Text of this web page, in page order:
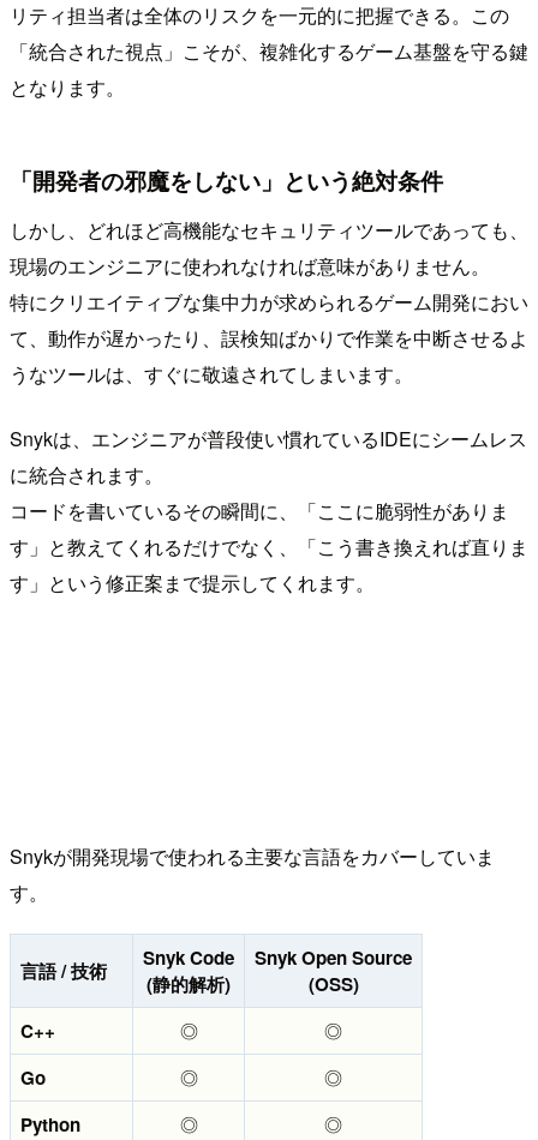
リティ担当者は全体のリスクを一元的に把握できる。この
「統合された視点」こそが、複雑化するゲーム基盤を守る鍵
となります。
「開発者の邪魔をしない」という絶対条件
しかし、どれほど高機能なセキュリティツールであっても、
現場のエンジニアに使われなければ意味がありません。
特にクリエイティブな集中力が求められるゲーム開発におい
て、動作が遅かったり、誤検知ばかりで作業を中断させるよ
うなツールは、すぐに敬遠されてしまいます。
Snykは、エンジニアが普段使い慣れているIDEにシームレス
に統合されます。
コードを書いているその瞬間に、「ここに脆弱性がありま
す」と教えてくれるだけでなく、「こう書き換えれば直りま
す」という修正案まで提示してくれます。
Snykが開発現場で使われる主要な言語をカバーしていま
す。
言語 / 技術
Snyk Code
(静的解析)
Snyk Open Source
(OSS)
C++
◎ ◎
Go ◎ ◎
Python ◎ ◎